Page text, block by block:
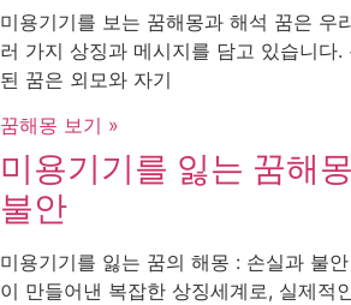
미용기기를 보는 꿈해몽과 해석 꿈은 우
러 가지 상징과 메시지를 담고 있습니다.
된 꿈은 외모와 자기
꿈해몽 보기 »
미용기기를 잃는 꿈해
불안
미용기기를 잃는 꿈의 해몽 : 손실과 불
이 만들어낸 복잡한 상징세계로, 실제적